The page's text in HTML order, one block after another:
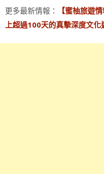
更多最新情報：
【蜜柚旅遊
上超過100天的真摰深度文